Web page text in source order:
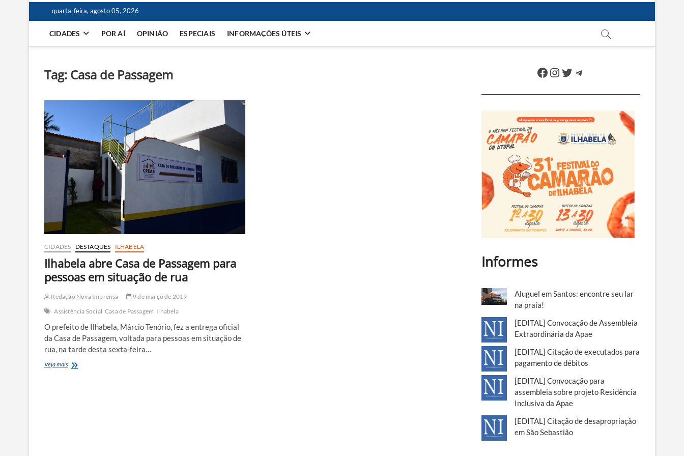
quarta-feira, agosto 05, 2026
CIDADES POR AÍ OPINIÃO ESPECIAIS INFORMAÇÕES ÚTEIS
Tag: Casa de Passagem
CIDADES DESTAQUES ILHABELA
Ilhabela abre Casa de Passagem para
pessoas em situação de rua
Redação Nova Imprensa
9 de março de 2019
Assistência Social Casa de Passagem Ilhabela
O prefeito de Ilhabela, Márcio Tenório, fez a entrega oficial
da Casa de Passagem, voltada para pessoas em situação de
rua, na tarde desta sexta-feira…
Veja maisIlhabela
Facebook
Instagram
Twitter
Telegram
Informes
Aluguel em Santos: encontre seu lar
na praia!
[EDITAL] Convocação de Assembleia
Extraordinária da Apae
[EDITAL] Citação de executados para
pagamento de débitos
[EDITAL] Convocação para
assembleia sobre projeto Residência
Inclusiva da Apae
[EDITAL] Citação de desapropriação
em São Sebastião